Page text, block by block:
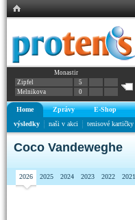
Monastir
Zipfel
5
Melnikova
0
Home Zprávy E-Shop
výsledky
naši v akci tenisové kartičky
Coco Vandeweghe
2026 2025 2024 2023 2022 2021